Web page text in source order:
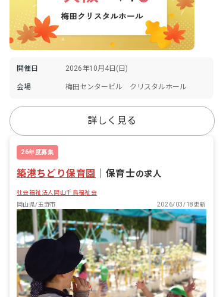
開催日 2026年10月4日(日)
会場 梅田センタービル クリスタルホール
詳しく見る
26年度募集
築港ちどり保育園 保育士の求人
社会福祉法人岡山千鳥福祉会
岡山県/玉野市
2026/03/18更新